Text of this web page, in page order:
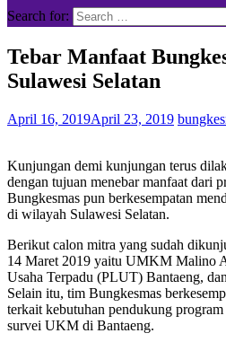
Search for:
Tebar Manfaat
Sulawesi Selatan
April 16, 2019April 23, 2019
Kunjungan demi kunjungan terus
dengan tujuan menebar manfaat dari
Bungkesmas pun berkesempatan
di wilayah Sulawesi Selatan.
Berikut calon mitra yang sudah
14 Maret 2019 yaitu UMKM Malino
Usaha Terpadu (PLUT) Bantaeng,
Selain itu, tim Bungkesmas
terkait kebutuhan pendukung program
survei UKM di Bantaeng.